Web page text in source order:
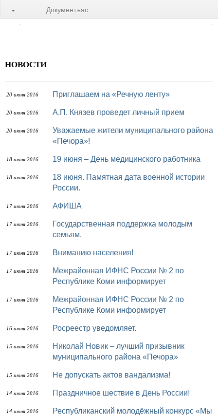
Документъяс
НОВОСТИ
20 июня 2016 Приглашаем на «Речную ленту»
20 июня 2016 А.П. Князев проведет личный прием
20 июня 2016
Уважаемые жители муниципального района
«Печора»!
18 июня 2016 19 июня – День медицинского работника
18 июня 2016
18 июня. Памятная дата военной истории
России.
17 июня 2016 АФИША
17 июня 2016
Государственная поддержка молодым
семьям.
17 июня 2016 Вниманию населения!
17 июня 2016
Межрайонная ИФНС России № 2 по
Республике Коми информирует
17 июня 2016
Межрайонная ИФНС России № 2 по
Республике Коми информирует
16 июня 2016 Росреестр уведомляет.
15 июня 2016
Николай Новик – лучший призывник
муниципального района «Печора»
15 июня 2016 Не допускать актов вандализма!
14 июня 2016 Праздничное шествие в День России!
14 июня 2016
Республиканский молодёжный конкурс «Мы